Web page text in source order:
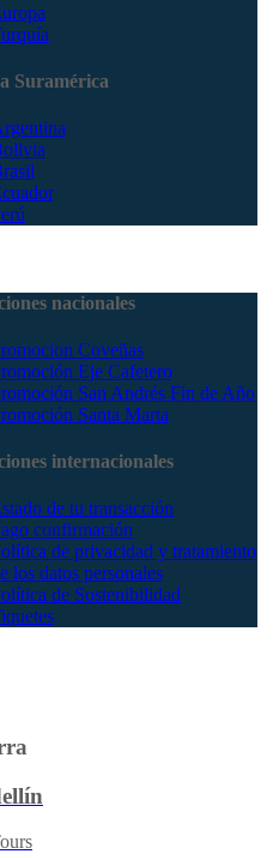
Suramérica
nacionales
Coveñas
Eje Cafetero
San Andrés Fin de Año
Santa Marta
internacionales
de tu transacción
confirmación
de privacidad y tratamiento
los datos personales
de Sostenibilidad